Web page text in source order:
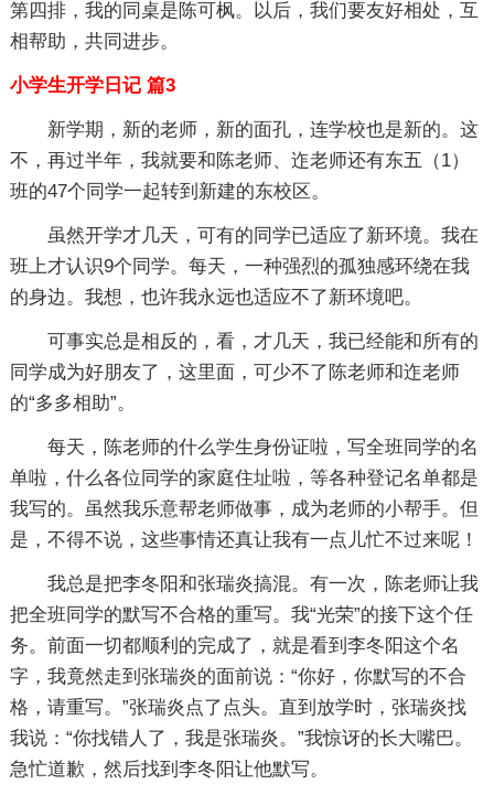
第四排，我的同桌是陈可枫。以后，我们要友好相处，互
相帮助，共同进步。
小学生开学日记 篇3
新学期，新的老师，新的面孔，连学校也是新的。这
不，再过半年，我就要和陈老师、迮老师还有东五（1）
班的47个同学一起转到新建的东校区。
虽然开学才几天，可有的同学已适应了新环境。我在
班上才认识9个同学。每天，一种强烈的孤独感环绕在我
的身边。我想，也许我永远也适应不了新环境吧。
可事实总是相反的，看，才几天，我已经能和所有的
同学成为好朋友了，这里面，可少不了陈老师和迮老师
的“多多相助”。
每天，陈老师的什么学生身份证啦，写全班同学的名
单啦，什么各位同学的家庭住址啦，等各种登记名单都是
我写的。虽然我乐意帮老师做事，成为老师的小帮手。但
是，不得不说，这些事情还真让我有一点儿忙不过来呢！
我总是把李冬阳和张瑞炎搞混。有一次，陈老师让我
把全班同学的默写不合格的重写。我“光荣”的接下这个任
务。前面一切都顺利的完成了，就是看到李冬阳这个名
字，我竟然走到张瑞炎的面前说：“你好，你默写的不合
格，请重写。”张瑞炎点了点头。直到放学时，张瑞炎找
我说：“你找错人了，我是张瑞炎。”我惊讶的长大嘴巴。
急忙道歉，然后找到李冬阳让他默写。